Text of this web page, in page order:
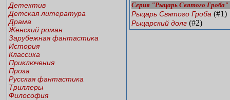
Детектив
Детская литература
Драма
Женский роман
Зарубежная фантастика
История
Классика
Приключения
Проза
Русская фантастика
Триллеры
Философия
Серия "Рыцарь Святого Гроба"
Рыцарь Святого Гроба (#1)
Рыцарский долг (#2)